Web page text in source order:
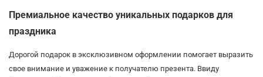
Премиальное качество уникальных подарков для
праздника
Дорогой подарок в эксклюзивном оформлении помогает выразить
свое внимание и уважение к получателю презента. Ввиду